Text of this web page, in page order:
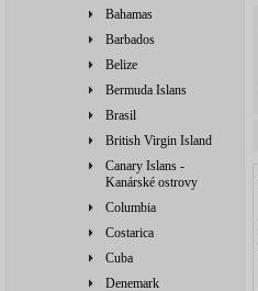
Bahamas
Barbados
Belize
Bermuda Islans
Brasil
British Virgin Island
Canary Islans -
Kanárské ostrovy
Columbia
Costarica
Cuba
Denemark